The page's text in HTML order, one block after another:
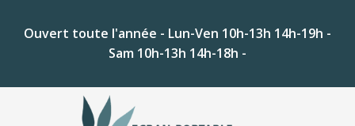
Ouvert toute l'année - Lun-Ven 10h-13h 14h-19h -
Sam 10h-13h 14h-18h -